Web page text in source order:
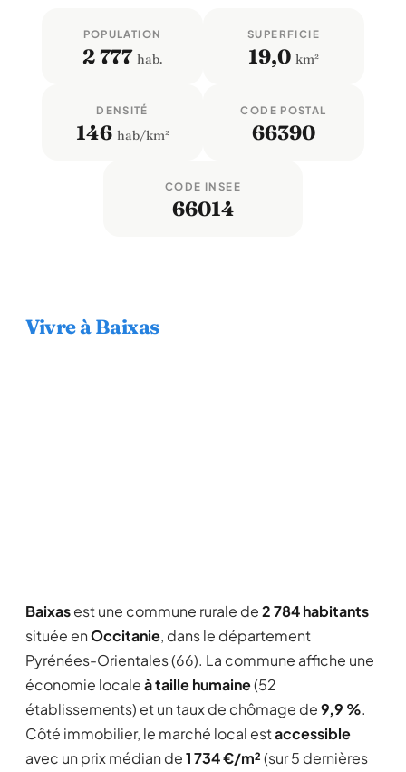
POPULATION
2 777 hab.
SUPERFICIE
19,0 km²
DENSITÉ
146 hab/km²
CODE POSTAL
66390
CODE INSEE
66014
Vivre à Baixas
Baixasest une commune rurale de2 784 habitants
située enOccitanie, dans le département
Pyrénées-Orientales (66). La commune affiche une
économie localeà taille humaine(52
établissements) et un taux de chômage de9,9 %.
Côté immobilier, le marché local estaccessible
avec un prix médian de1 734 €/m²(sur 5 dernières